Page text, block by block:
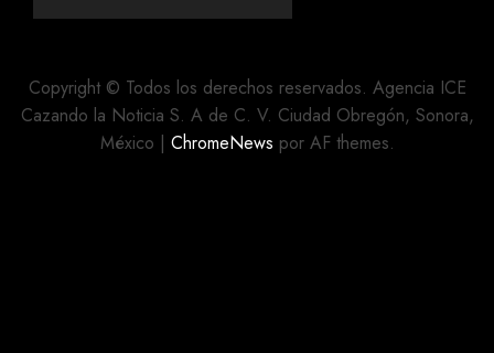
MOVIMIENTO
2026
CALLES
REHABILITADAS
AGOSTO 5,
Copyright © Todos los derechos reservados. Agencia ICE
Cazando la Noticia S. A de C. V. Ciudad Obregón, Sonora,
México | ChromeNews por AF themes.